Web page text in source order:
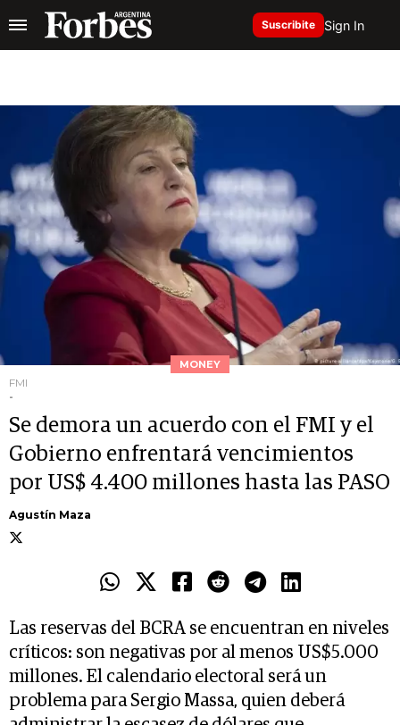
Suscribite Sign In
MONEY
FMI
-
Se demora un acuerdo con el FMI y el
Gobierno enfrentará vencimientos
por US$ 4.400 millones hasta las PASO
Agustín Maza
Las reservas del BCRA se encuentran en niveles
críticos: son negativas por al menos US$5.000
millones. El calendario electoral será un
problema para Sergio Massa, quien deberá